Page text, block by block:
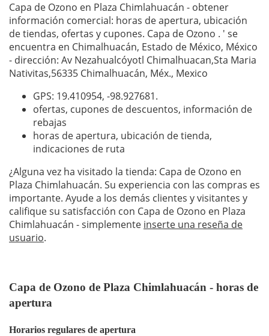
Capa de Ozono en Plaza Chimlahuacán - obtener
información comercial: horas de apertura, ubicación
de tiendas, ofertas y cupones. Capa de Ozono . ' se
encuentra en Chimalhuacán, Estado de México, México
- dirección: Av Nezahualcóyotl Chimalhuacan,Sta Maria
Nativitas,56335 Chimalhuacán, Méx., Mexico
GPS: 19.410954, -98.927681.
ofertas, cupones de descuentos, información de
rebajas
horas de apertura, ubicación de tienda,
indicaciones de ruta
¿Alguna vez ha visitado la tienda: Capa de Ozono en
Plaza Chimlahuacán. Su experiencia con las compras es
importante. Ayude a los demás clientes y visitantes y
califique su satisfacción con Capa de Ozono en Plaza
Chimlahuacán - simplemente inserte una reseña de
usuario.
Capa de Ozono de Plaza Chimlahuacán - horas de
apertura
Horarios regulares de apertura